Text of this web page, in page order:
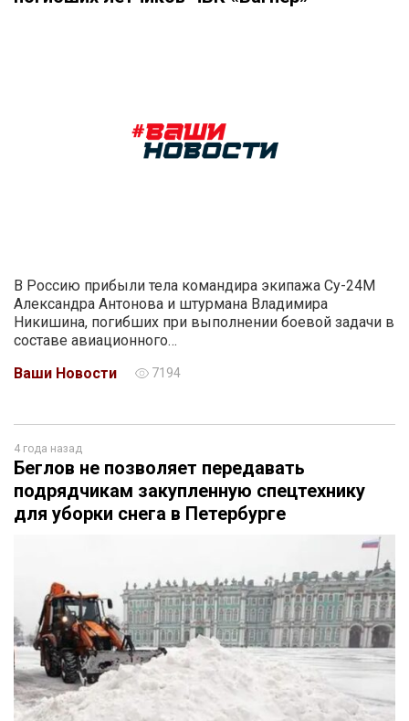
В Россию прибыли тела командира экипажа Су-24М
Александра Антонова и штурмана Владимира
Никишина, погибших при выполнении боевой задачи в
составе авиационного…
Ваши Новости
7194
4 года назад
Беглов не позволяет передавать
подрядчикам закупленную спецтехнику
для уборки снега в Петербурге